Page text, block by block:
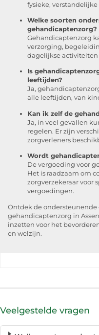
fysieke,
Welke soorten
gehandicaptenzorg?
Gehandicaptenzorg
verzorging,
dagelijkse activiteiten
Is
leeftijden?
Ja,
alle leeftijden, van
Kan ik zelf de
Ja, in veel gevallen
regelen. Er zijn
zorgverleners
Wordt
De vergoeding voor
Het is raadzaam om
zorgverzekeraar voor
vergoedingen.
Ontdek de ondersteunende
gehandicaptenzorg in
inzetten voor het
en welzijn.
Veelgestelde vragen